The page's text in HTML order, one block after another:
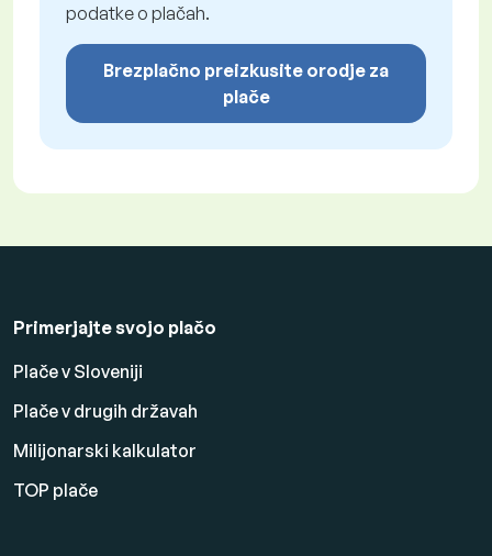
podatke o plačah.
Brezplačno preizkusite orodje za
plače
Primerjajte svojo plačo
Plače v Sloveniji
Plače v drugih državah
Milijonarski kalkulator
TOP plače